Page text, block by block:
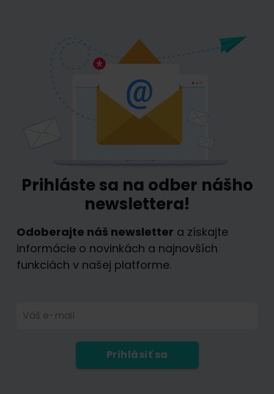
Prihláste sa na odber nášho
newslettera!
Odoberajte náš newsletter a získajte
informácie o novinkách a najnovších
funkciách v našej platforme.
Váš e-mail
Prihlásiť sa